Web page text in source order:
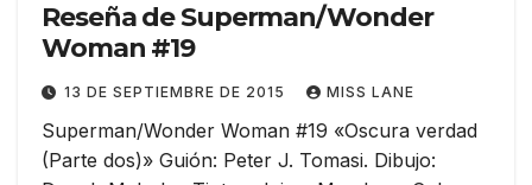
Reseña de Superman/Wonder
Woman #19
13 DE SEPTIEMBRE DE 2015 MISS LANE
Superman/Wonder Woman #19 «Oscura verdad
(Parte dos)» Guión: Peter J. Tomasi. Dibujo: